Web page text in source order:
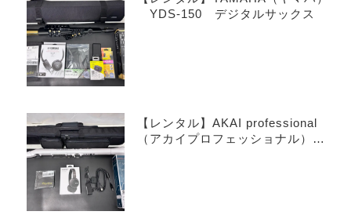
YDS-150 デジタルサックス
【レンタル】AKAI professional
（アカイプロフェッショナル）